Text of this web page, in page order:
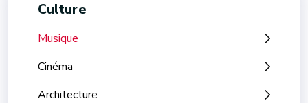
Culture
Musique
Cinéma
Architecture